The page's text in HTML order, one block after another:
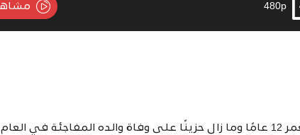
480p
آدم ريد ، البالغ من العمر 12 عامًا وما زال حزينًا على وفاة والده